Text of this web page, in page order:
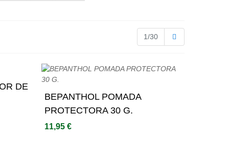
1/30
DE
Añadir Al Carrito
BEPANTHOL POMADA
PROTECTORA 30 G.
11,95 €